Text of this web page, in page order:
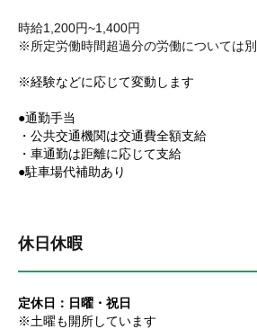
時給1,200円~1,400円
※所定労働時間超過分の労働については
※経験などに応じて変動します
●通勤手当
・公共交通機関は交通費全額支給
・車通勤は距離に応じて支給
●駐車場代補助あり
休日休暇
定休日：日曜・祝日
※土曜も開所しています